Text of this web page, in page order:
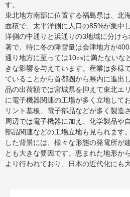
す。
東北地方南部に位置する福島県は、北
面積で、太平洋側に人口の85%が集中
洋側の中通りと浜通りの3地域に分け
著で、特に冬の降雪量は会津地方が
通り地方に至っては10㎝に満たないな
きな影響を与えています。産業は多様
ていることから首都圏から県内に進出
品の出荷額では宮城県を抑えて東北エ
に電子機器関連の工場が多く立地して
リント基板、電子部品などが多く製造
周辺では電子機器に加え、化学製品や
部品関連などの工場立地も見られます
した背景には、様々な形態の発電所が
とも大きな要因です。恵まれた地形か
より行われており、日本の近代化にも